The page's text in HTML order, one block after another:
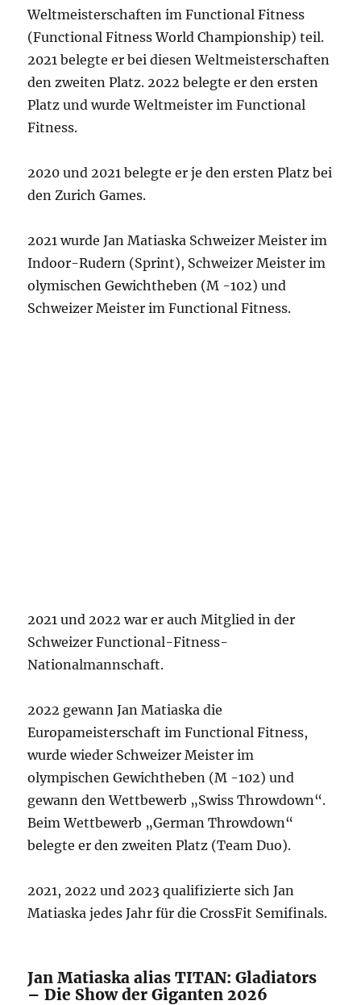
Weltmeisterschaften im Functional Fitness
(Functional Fitness World Championship) teil.
2021 belegte er bei diesen Weltmeisterschaften
den zweiten Platz. 2022 belegte er den ersten
Platz und wurde Weltmeister im Functional
Fitness.
2020 und 2021 belegte er je den ersten Platz bei
den Zurich Games.
2021 wurde Jan Matiaska Schweizer Meister im
Indoor-Rudern (Sprint), Schweizer Meister im
olymischen Gewichtheben (M -102) und
Schweizer Meister im Functional Fitness.
2021 und 2022 war er auch Mitglied in der
Schweizer Functional-Fitness-
Nationalmannschaft.
2022 gewann Jan Matiaska die
Europameisterschaft im Functional Fitness,
wurde wieder Schweizer Meister im
olympischen Gewichtheben (M -102) und
gewann den Wettbewerb „Swiss Throwdown“.
Beim Wettbewerb „German Throwdown“
belegte er den zweiten Platz (Team Duo).
2021, 2022 und 2023 qualifizierte sich Jan
Matiaska jedes Jahr für die CrossFit Semifinals.
Jan Matiaska alias TITAN: Gladiators
– Die Show der Giganten 2026